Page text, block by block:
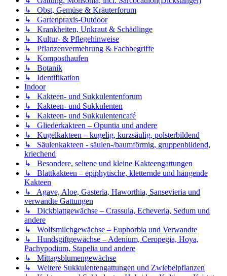
↳ Obst, Gemüse & Kräuterforum
↳ Gartenpraxis-Outdoor
↳ Krankheiten, Unkraut & Schädlinge
↳ Kultur- & Pflegehinweise
↳ Pflanzenvermehrung & Fachbegriffe
↳ Komposthaufen
↳ Botanik
↳ Identifikation
Indoor
↳ Kakteen- und Sukkulentenforum
↳ Kakteen- und Sukkulenten
↳ Kakteen- und Sukkulentencafé
↳ Gliederkakteen – Opuntia und andere
↳ Kugelkakteen – kugelig, kurzsäulig, polsterbildend
↳ Säulenkakteen - säulen-/baumförmig, gruppenbildend,
kriechend
↳ Besondere, seltene und kleine Kakteengattungen
↳ Blattkakteen – epiphytische, kletternde und hängende
Kakteen
↳ Agave, Aloe, Gasteria, Haworthia, Sansevieria und
verwandte Gattungen
↳ Dickblattgewächse – Crassula, Echeveria, Sedum und
andere
↳ Wolfsmilchgewächse – Euphorbia und Verwandte
↳ Hundsgiftgewächse – Adenium, Ceropegia, Hoya,
Pachypodium, Stapelia und andere
↳ Mittagsblumengewächse
↳ Weitere Sukkulentengattungen und Zwiebelpflanzen